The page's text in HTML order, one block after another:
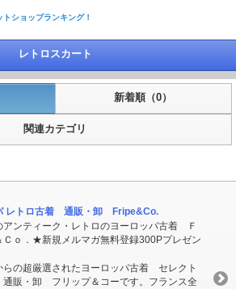
トショップランキング！
レトロスカート
新着順（0）
関連カテゴリ
レトロ古着 通販・卸 Fripe&Co.
アンティーク・レトロのヨーロッパ古着 Ｆ
Ｃｏ．★新規メルマガ無料登録300Pプレゼン
らの超厳選されたヨーロッパ古着 セレクト
通販・卸 フリップ＆コーです。フランス全